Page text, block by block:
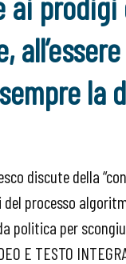
la
discute della
del processo
politica per
E TESTO